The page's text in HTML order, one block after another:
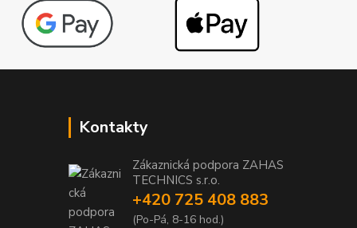
Kontakty
Zákaznická podpora ZAHAS
TECHNICS s.r.o.
+420 725 408 883
(Po-Pá, 8-16 hod.)